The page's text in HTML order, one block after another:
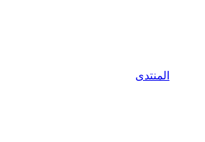
المنتدى